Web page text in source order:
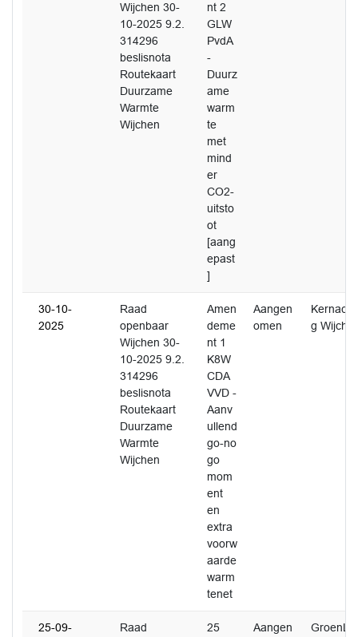
Wijchen 30-
10-2025 9.2.
314296
beslisnota
Routekaart
Duurzame
Warmte
Wijchen
nt 2
GLW
PvdA
-
Duurz
ame
warm
te
met
mind
er
CO2-
uitsto
ot
[aang
epast
]
30-10-
2025
Raad
openbaar
Wijchen 30-
10-2025 9.2.
314296
beslisnota
Routekaart
Duurzame
Warmte
Wijchen
Amen
deme
nt 1
K8W
CDA
VVD -
Aanv
ullend
go-no
go
mom
ent
en
extra
voorw
aarde
warm
tenet
Aangen
omen
Kernachti
g
25-09-
Raad
25
Aangen
GroenLin